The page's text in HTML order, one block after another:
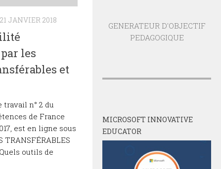
21 JANVIER 2018
les
et
travail n° 2 du
de France
est en ligne sous
TRANSFÉRABLES
outils de
GENERATEUR D'OBJECTIF
PEDAGOGIQUE
MICROSOFT INNOVATIVE
EDUCATOR